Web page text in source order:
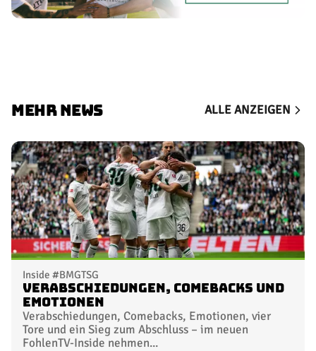
MEHR NEWS ALLE ANZEIGEN
Inside #BMGTSG
Verabschiedungen, Comebacks und
Emotionen
Verabschiedungen, Comebacks, Emotionen, vier
Tore und ein Sieg zum Abschluss – im neuen
FohlenTV-Inside nehmen...